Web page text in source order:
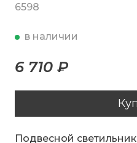
6598
в наличии
6 710 ₽
Подвесной